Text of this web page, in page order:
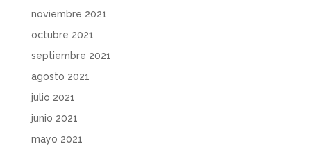
noviembre 2021
octubre 2021
septiembre 2021
agosto 2021
julio 2021
junio 2021
mayo 2021